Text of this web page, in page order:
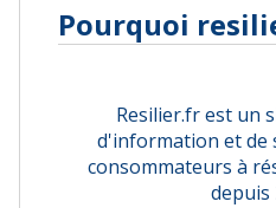
Pourquoi
Resilier.fr est un
d'information et de
consommateurs à
depuis